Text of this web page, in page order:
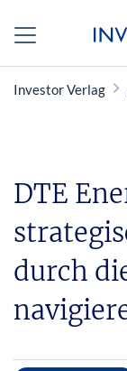
Investor Verlag
DTE
durch